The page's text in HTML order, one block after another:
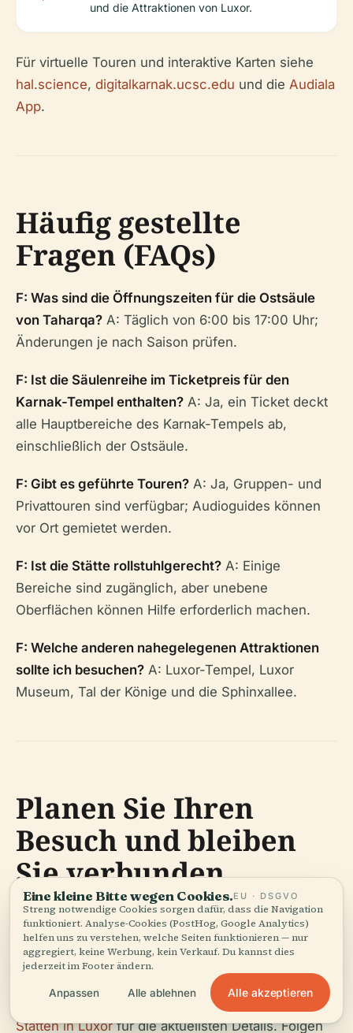
und die Attraktionen von Luxor.
Für virtuelle Touren und interaktive Karten siehe
hal.science, digitalkarnak.ucsc.edu und die Audiala
App.
Häufig gestellte
Fragen (FAQs)
F: Was sind die Öffnungszeiten für die Ostsäule
von Taharqa? A: Täglich von 6:00 bis 17:00 Uhr;
Änderungen je nach Saison prüfen.
F: Ist die Säulenreihe im Ticketpreis für den
Karnak-Tempel enthalten? A: Ja, ein Ticket deckt
alle Hauptbereiche des Karnak-Tempels ab,
einschließlich der Ostsäule.
F: Gibt es geführte Touren? A: Ja, Gruppen- und
Privattouren sind verfügbar; Audioguides können
vor Ort gemietet werden.
F: Ist die Stätte rollstuhlgerecht? A: Einige
Bereiche sind zugänglich, aber unebene
Oberflächen können Hilfe erforderlich machen.
F: Welche anderen nahegelegenen Attraktionen
sollte ich besuchen? A: Luxor-Tempel, Luxor
Museum, Tal der Könige und die Sphinxallee.
Planen Sie Ihren
Besuch und bleiben
Sie verbunden
Verbessern Sie Ihre Karnak-Erfahrung mit der
Audiala Appfür geführte Audiotouren und Echtzeit-
Besucherinformationen. Überprüfen Sie offizielle
Offizielle Besucherinformationen
des Karnak-Tempels
Leitfaden für historische
Stätten in Luxorfür die aktuellsten Details. Folgen
Eine kleine Bitte wegen Cookies.EU · DSGVO
Streng notwendige Cookies sorgen dafür, dass die Navigation
funktioniert. Analyse-Cookies (PostHog, Google Analytics)
helfen uns zu verstehen, welche Seiten funktionieren — nur
aggregiert, keine Werbung, kein Verkauf. Du kannst dies
jederzeit im Footer ändern.
Anpassen Alle ablehnen Alle akzeptieren